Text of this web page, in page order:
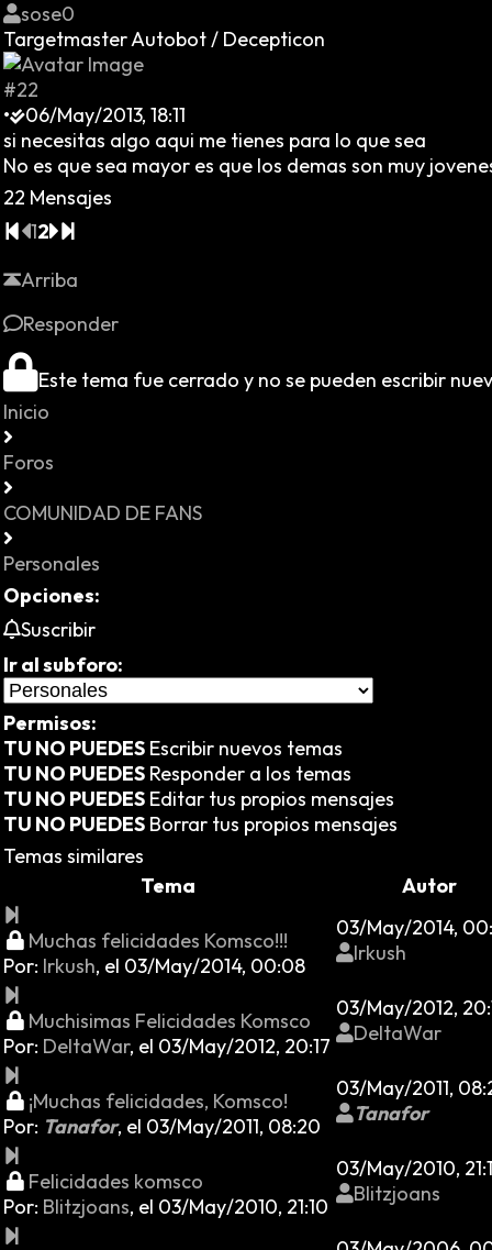
sose0
Targetmaster Autobot / Decepticon
#22
•
06/May/2013, 18:11
si necesitas algo aqui me tienes para lo que sea
No es que sea mayor es que los demas son muy
22 Mensajes
12
Arriba
Responder
Este tema fue cerrado y no se pueden escribir
Inicio
Foros
COMUNIDAD DE FANS
Personales
Opciones:
Suscribir
Ir al subforo:
Permisos:
TU NO PUEDES Escribir nuevos temas
TU NO PUEDES Responder a los temas
TU NO PUEDES Editar tus propios mensajes
TU NO PUEDES Borrar tus propios mensajes
Temas similares
Tema
Autor
Muchas felicidades Komsco!!!
Por: Irkush, el 03/May/2014, 00:08
03/May/2014,
Irkush
Muchisimas Felicidades Komsco
Por: DeltaWar, el 03/May/2012, 20:17
03/May/2012,
DeltaWar
¡Muchas felicidades, Komsco!
Por: Tanafor, el 03/May/2011, 08:20
03/May/2011,
Tanafor
Felicidades komsco
Por: Blitzjoans, el 03/May/2010, 21:10
03/May/2010,
Blitzjoans